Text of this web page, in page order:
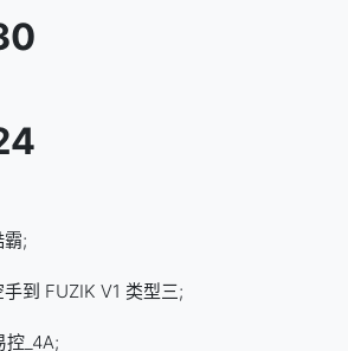
霸;
到 FUZIK V1 类型三;
控_4A;